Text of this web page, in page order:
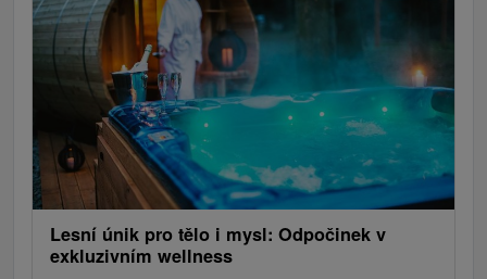
Lesní únik pro tělo i mysl: Odpočinek v
exkluzivním wellness